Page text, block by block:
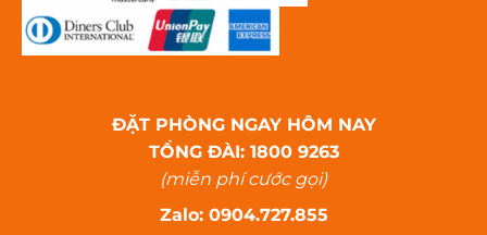
ĐẶT PHÒNG NGAY HÔM NAY
TỔNG ĐÀI: 1800 9263
(miễn phí cước gọi)
Zalo: 0904.727.855